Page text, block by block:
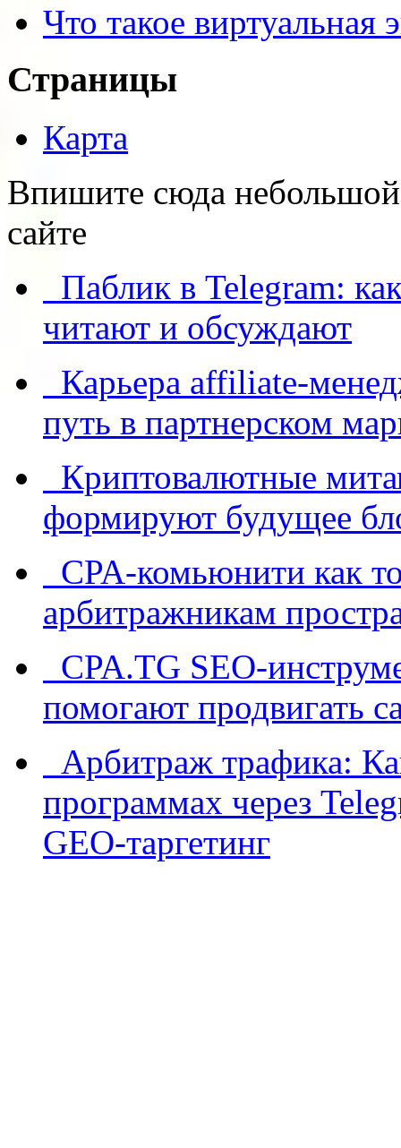
Что такое виртуальная
Страницы
Карта
Впишите сюда
сайте
Паблик в Telegram:
читают и обсуждают
Карьера affiliate-
путь в партнерском
Криптовалютные
формируют будущее
CPA-комьюнити как
арбитражникам
CPA.TG SEO-
помогают продвигать
Арбитраж трафика:
программах через
GEO-таргетинг